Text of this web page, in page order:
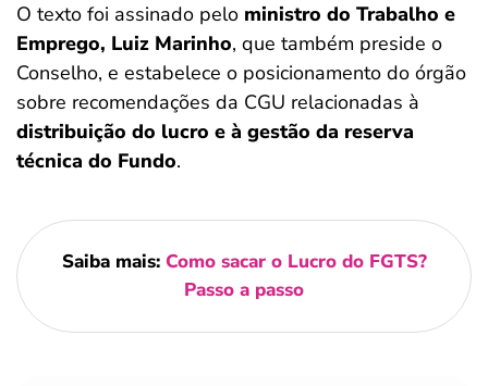
O texto foi assinado pelo ministro do Trabalho e
Emprego, Luiz Marinho, que também preside o
Conselho, e estabelece o posicionamento do órgão
sobre recomendações da CGU relacionadas à
distribuição do lucro e à gestão da reserva
técnica do Fundo.
Saiba mais: Como sacar o Lucro do FGTS?
Passo a passo